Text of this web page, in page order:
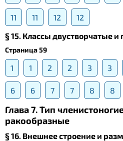
11 11 12
12
§ 15. Классы двустворчатые
Страница 59
1 1 2 2 3 3
6 6 7 7 8 8
Глава 7. Тип
ракообразные
§ 16. Внешнее строение и